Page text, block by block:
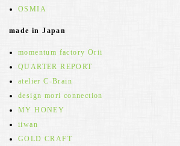
OSMIA
made in Japan
momentum factory Orii
QUARTER REPORT
atelier C-Brain
design mori connection
MY HONEY
iiwan
GOLD CRAFT